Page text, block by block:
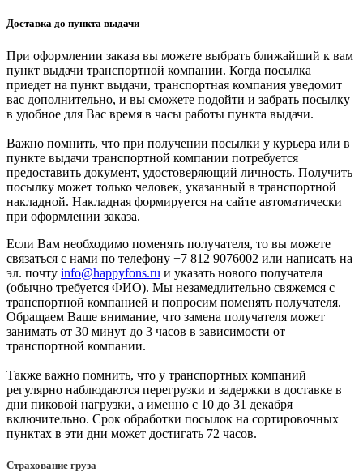
Доставка до пункта выдачи
При оформлении заказа вы можете выбрать ближайший к вам
пункт выдачи транспортной компании. Когда посылка
приедет на пункт выдачи, транспортная компания уведомит
вас дополнительно, и вы сможете подойти и забрать посылку
в удобное для Вас время в часы работы пункта выдачи.
Важно помнить, что при получении посылки у курьера или в
пункте выдачи транспортной компании потребуется
предоставить документ, удостоверяющий личность. Получить
посылку может только человек, указанный в транспортной
накладной. Накладная формируется на сайте автоматически
при оформлении заказа.
Если Вам необходимо поменять получателя, то вы можете
связаться с нами по телефону +7 812 9076002 или написать на
эл. почту info@happyfons.ru и указать нового получателя
(обычно требуется ФИО). Мы незамедлительно свяжемся с
транспортной компанией и попросим поменять получателя.
Обращаем Ваше внимание, что замена получателя может
занимать от 30 минут до 3 часов в зависимости от
транспортной компании.
Также важно помнить, что у транспортных компаний
регулярно наблюдаются перегрузки и задержки в доставке в
дни пиковой нагрузки, а именно с 10 до 31 декабря
включительно. Срок обработки посылок на сортировочных
пунктах в эти дни может достигать 72 часов.
Страхование груза